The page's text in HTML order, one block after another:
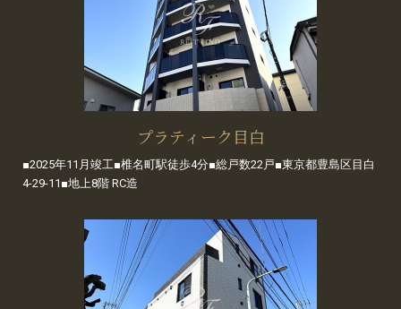
プラティーク目白
■2025年11月竣工■椎名町駅徒歩4分■総戸数22戸■東京都豊島区目白
4-29-11■地上8階 RC造